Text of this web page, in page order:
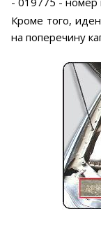
Кроме того,
на поперечину